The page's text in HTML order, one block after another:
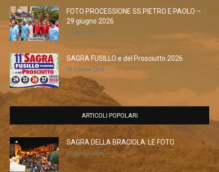
FOTO PROCESSIONE SS.PIETRO E PAOLO –
29 giugno 2026
1 Luglio 2026
SAGRA FUSILLO e del Prosciutto 2026
30 Giugno 2026
ARTICOLI POPOLARI
SAGRA DELLA BRACIOLA: LE FOTO
31 Agosto 2016